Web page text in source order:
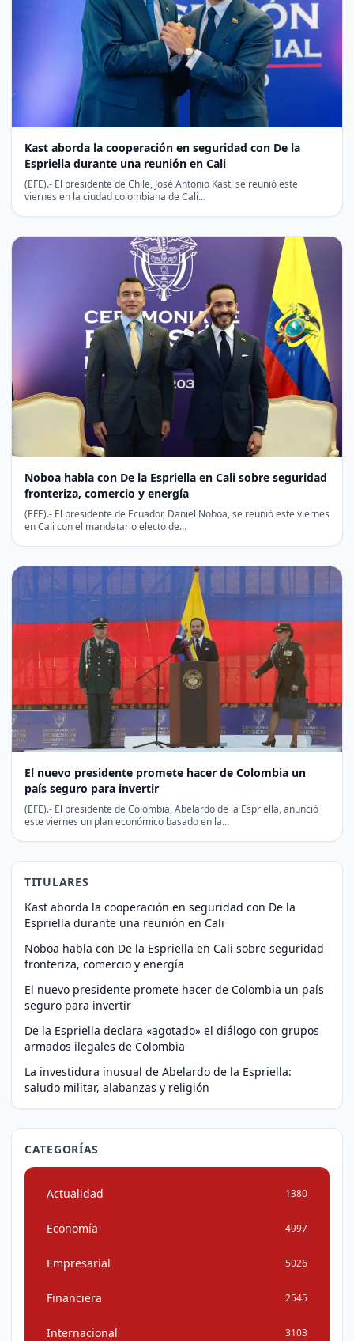
Kast aborda la cooperación en seguridad con De la
Espriella durante una reunión en Cali
(EFE).- El presidente de Chile, José Antonio Kast, se reunió este
viernes en la ciudad colombiana de Cali…
Noboa habla con De la Espriella en Cali sobre seguridad
fronteriza, comercio y energía
(EFE).- El presidente de Ecuador, Daniel Noboa, se reunió este viernes
en Cali con el mandatario electo de…
El nuevo presidente promete hacer de Colombia un
país seguro para invertir
(EFE).- El presidente de Colombia, Abelardo de la Espriella, anunció
este viernes un plan económico basado en la…
TITULARES
Kast aborda la cooperación en seguridad con De la
Espriella durante una reunión en Cali
Noboa habla con De la Espriella en Cali sobre seguridad
fronteriza, comercio y energía
El nuevo presidente promete hacer de Colombia un país
seguro para invertir
De la Espriella declara «agotado» el diálogo con grupos
armados ilegales de Colombia
La investidura inusual de Abelardo de la Espriella:
saludo militar, alabanzas y religión
CATEGORÍAS
Actualidad 1380
Economía 4997
Empresarial 5026
Financiera 2545
Internacional 3103